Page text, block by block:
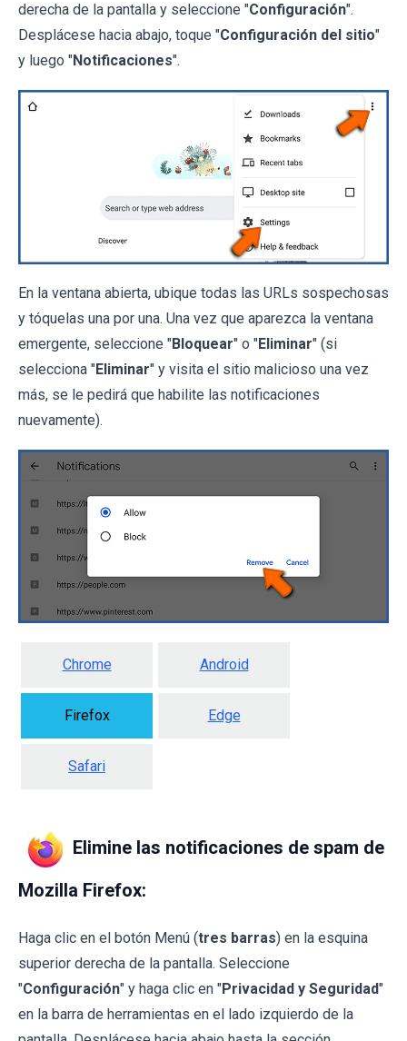
derecha de la pantalla y seleccione "Configuración".
Desplácese hacia abajo, toque "Configuración del sitio"
y luego "Notificaciones".
En la ventana abierta, ubique todas las URLs sospechosas
y tóquelas una por una. Una vez que aparezca la ventana
emergente, seleccione "Bloquear" o "Eliminar" (si
selecciona "Eliminar" y visita el sitio malicioso una vez
más, se le pedirá que habilite las notificaciones
nuevamente).
Chrome Android
Firefox Edge
Safari
Elimine las notificaciones de spam de
Mozilla Firefox:
Haga clic en el botón Menú (tres barras) en la esquina
superior derecha de la pantalla. Seleccione
"Configuración" y haga clic en "Privacidad y Seguridad"
en la barra de herramientas en el lado izquierdo de la